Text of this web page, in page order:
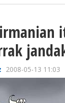
2008-05-13 11:03